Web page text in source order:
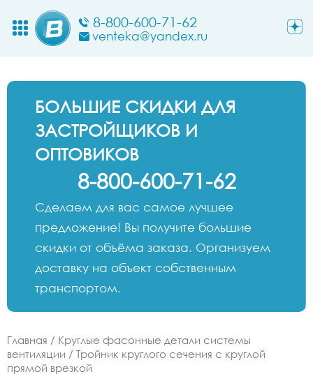
8-800-600-71-62
venteka@yandex.ru
БОЛЬШИЕ СКИДКИ ДЛЯ
ЗАСТРОЙЩИКОВ И
ОПТОВИКОВ
8-800-600-71-62
Сделаем для вас самое лучшее
предложение! Вы получите большие
скидки от объёма заказа. Организуем
доставку на объект собственным
транспортом.
Главная / Круглые фасонные детали системы
вентиляции / Тройник круглого сечения с круглой
прямой врезкой